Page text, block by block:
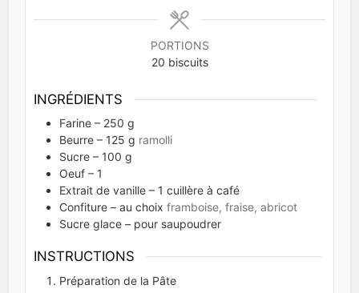
PORTIONS
20 biscuits
INGRÉDIENTS
Farine – 250 g
Beurre – 125 g ramolli
Sucre – 100 g
Oeuf – 1
Extrait de vanille – 1 cuillère à café
Confiture – au choix framboise, fraise, abricot
Sucre glace – pour saupoudrer
INSTRUCTIONS
Préparation de la Pâte